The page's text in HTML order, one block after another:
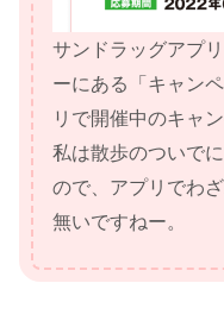
サンドラッグアプ
ーにある「キャン
リで開催中のキャ
私は散歩のついで
ので、アプリでわ
無いですねー。